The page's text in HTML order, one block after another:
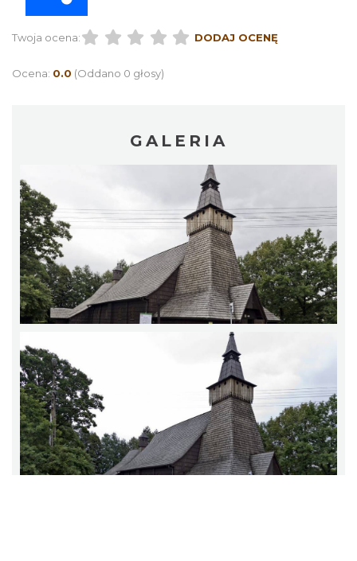
Twoja ocena: DODAJ OCENĘ
Ocena: 0.0 (Oddano 0 głosy)
GALERIA